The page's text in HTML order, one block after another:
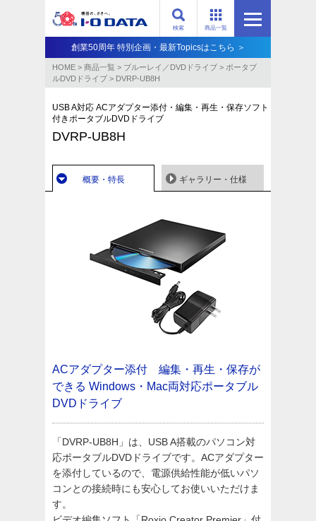
商品一覧
検索
創業50周年 特別企画・最新Topicsはこちら ＞
HOME > 商品一覧 > ブルーレイ／DVDドライブ > ポータブ
ルDVDドライブ > DVRP-UB8H
USB A対応 ACアダプター添付・編集・再生・保存ソフト
付きポータブルDVDドライブ
DVRP-UB8H
概要・特長 ギャラリー・仕様
ACアダプター添付 編集・再生・保存が
できる Windows・Mac両対応ポータブル
DVDドライブ
「DVRP-UB8H」は、USB A搭載のパソコン対
応ポータブルDVDドライブです。ACアダプター
を添付しているので、電源供給性能が低いパソ
コンとの接続時にも安心してお使いいただけま
す。